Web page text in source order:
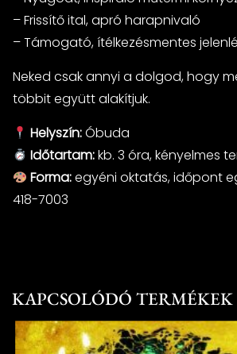
– Frissítő ital, apró harapnivaló
– Támogató, ítélkezésmentes
Neked csak annyi a dolgod, hogy
többit együtt alakítjuk.
Helyszín:Óbuda
Időtartam:kb. 3 óra, kényelmes
Forma:egyéni oktatás, időpont
418-7003
KAPCSOLÓDÓ TERMÉKEK